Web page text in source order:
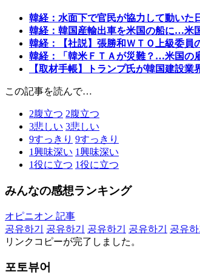
韓経：水面下で官民が協力して動い
韓経：韓国産輸出車を米国の船に…米
韓経：【社説】張勝和ＷＴＯ上級委員
韓経：「韓米ＦＴＡが災難？…米国の
【取材手帳】トランプ氏が韓国建設業
この記事を読んで…
2腹立つ 2腹立つ
3悲しい 3悲しい
9すっきり 9すっきり
1興味深い 1興味深い
1役に立つ 1役に立つ
みんなの感想ランキング
オピニオン 記事
공유하기
공유하기 공유하기 공유하기
공유하
リンクコピーが完了しました。
포토뷰어